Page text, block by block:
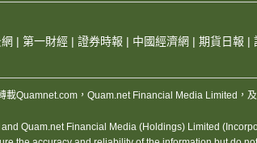
| 第一財經 | 證券時報 | 中國經濟網 | 期貨日報 |
Quamnet.com，Quam.net Financial Media Limited，
Quam.net Financial Media (Holdings) Limited